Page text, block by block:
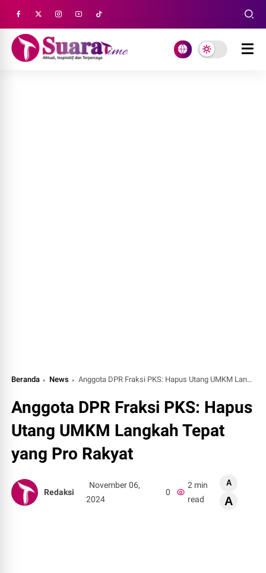
Beranda News Anggota DPR Fraksi PKS: Hapus Utang UMKM Langkah Tepat yang Pro Rakyat
Anggota DPR Fraksi PKS: Hapus
Utang UMKM Langkah Tepat
yang Pro Rakyat
Redaksi
November 06,
2024
0
2 min
read
A
A